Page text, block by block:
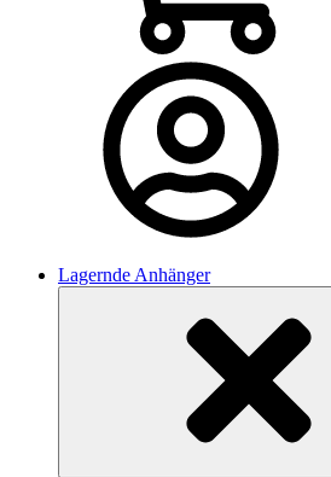
Lagernde Anhänger